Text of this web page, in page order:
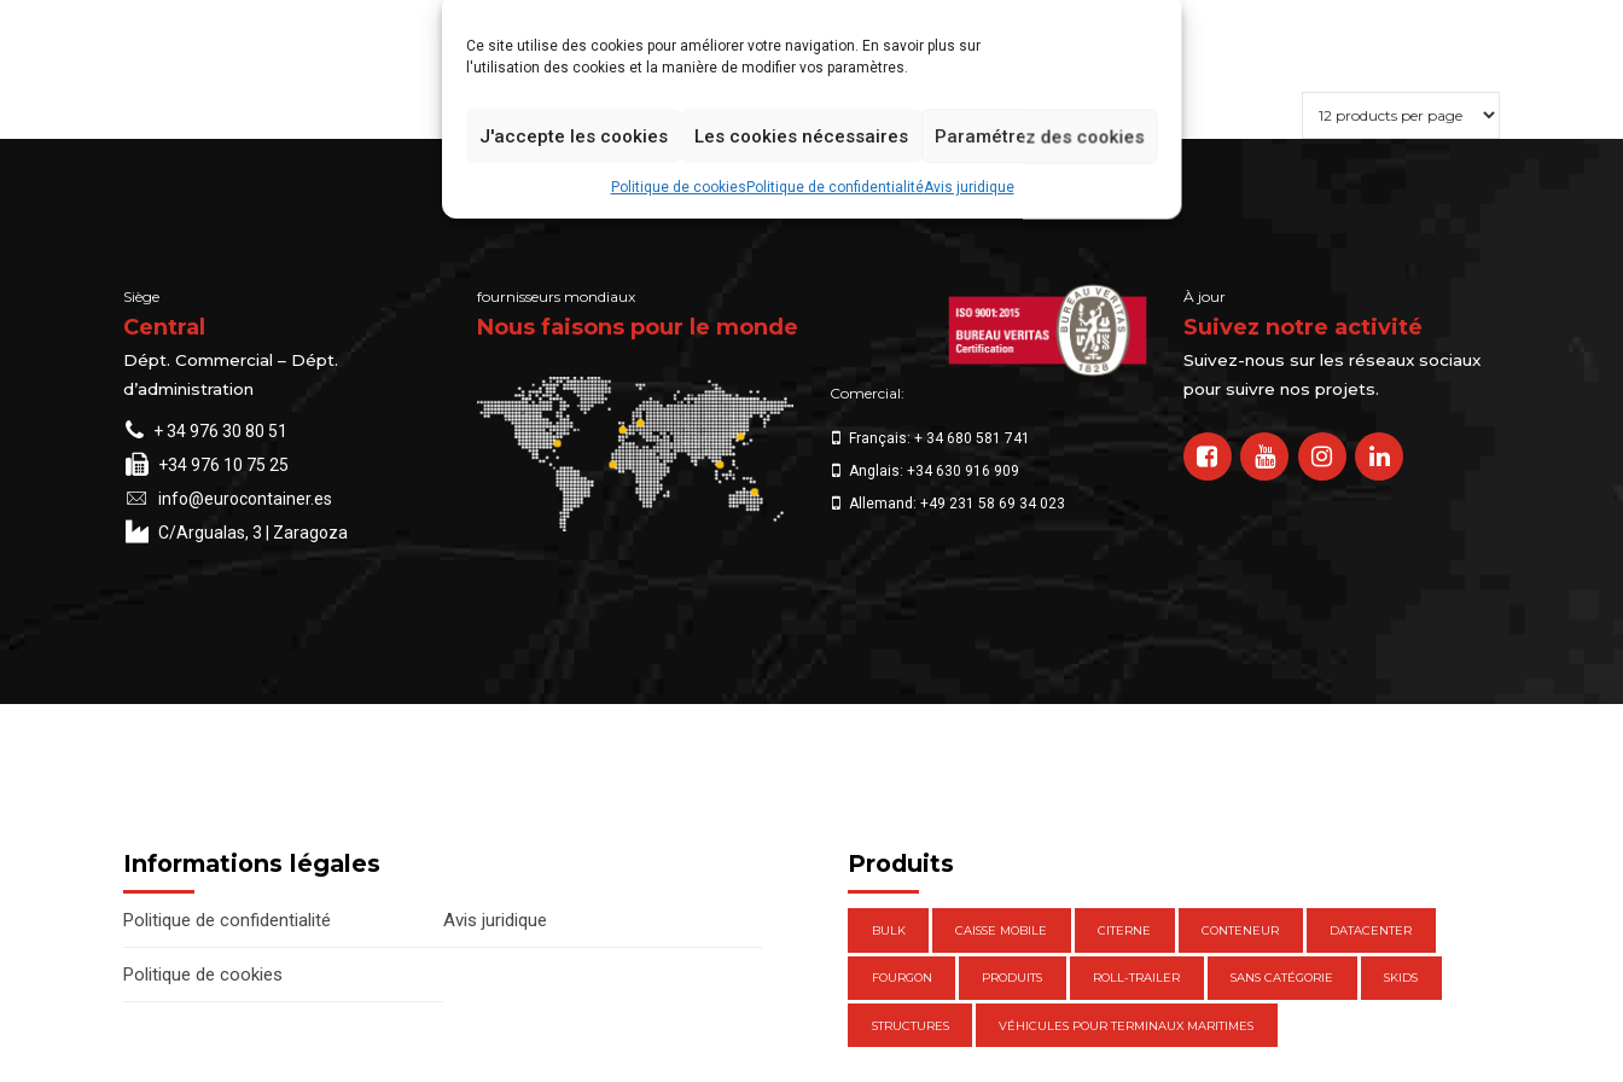
Ce site utilise des cookies pour améliorer votre navigation. En savoir plus sur
l'utilisation des cookies et la manière de modifier vos paramètres.
J'accepte les cookies Les cookies nécessaires Paramétrez des cookies
Politique de cookies Politique de confidentialitéAvis juridique
Siège
Central
Dépt. Commercial – Dépt.
d’administration
+ 34 976 30 80 51
+34 976 10 75 25
info@eurocontainer.es
C/Argualas, 3 | Zaragoza
fournisseurs mondiaux
Nous faisons pour le monde
Comercial:
Français: + 34 680 581 741
Anglais: +34 630 916 909
Allemand: +49 231 58 69 34 023
À jour
Suivez notre activité
Suivez-nous sur les réseaux sociaux
pour suivre nos projets.
Informations légales
Politique de confidentialité Avis juridique
Politique de cookies
Produits
BULK CAISSE MOBILE CITERNE CONTENEUR DATACENTER
FOURGON PRODUITS ROLL-TRAILER SANS CATÉGORIE SKIDS
STRUCTURES VÉHICULES POUR TERMINAUX MARITIMES